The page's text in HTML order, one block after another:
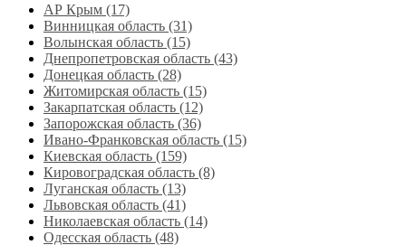
АР Крым (17)
Винницкая область (31)
Волынская область (15)
Днепропетровская область‎ (43)
Донецкая область (28)
Житомирская область (15)
Закарпатская область (12)
Запорожская область (36)
Ивано-Франковская область (15)
Киевская область (159)
Кировоградская область (8)
Луганская область‎ (13)
Львовская область‎ (41)
Николаевская область‎ (14)
Одесская область‎ (48)